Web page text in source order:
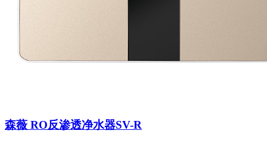
森薇 RO反渗透净水器SV-R